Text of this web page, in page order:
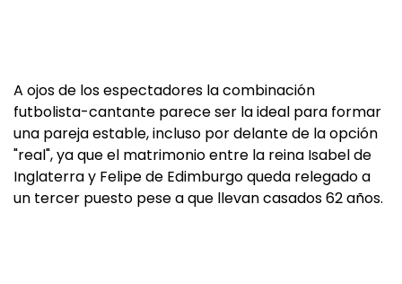
A ojos de los espectadores la combinación
futbolista-cantante parece ser la ideal para formar
una pareja estable, incluso por delante de la opción
"real", ya que el matrimonio entre la reina Isabel de
Inglaterra y Felipe de Edimburgo queda relegado a
un tercer puesto pese a que llevan casados 62 años.